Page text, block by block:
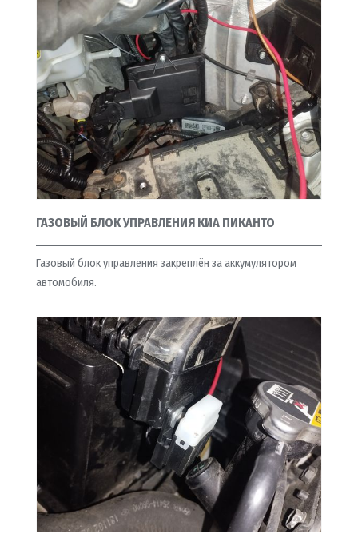
ГАЗОВЫЙ БЛОК УПРАВЛЕНИЯ КИА ПИКАНТО
Газовый блок управления закреплён за аккумулятором
автомобиля.